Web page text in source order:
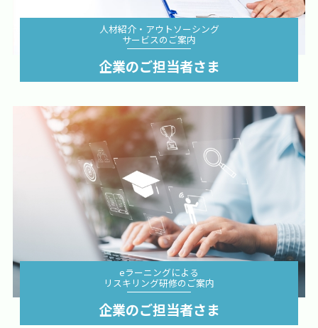
詳細を見る
人材紹介・アウトソーシング
サービスのご案内
企業のご担当者さま
詳細を見る
eラーニングによる
リスキリング研修のご案内
企業のご担当者さま